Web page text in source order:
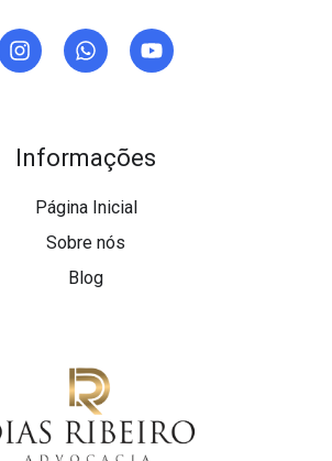
Informações
Página Inicial
Sobre nós
Blog